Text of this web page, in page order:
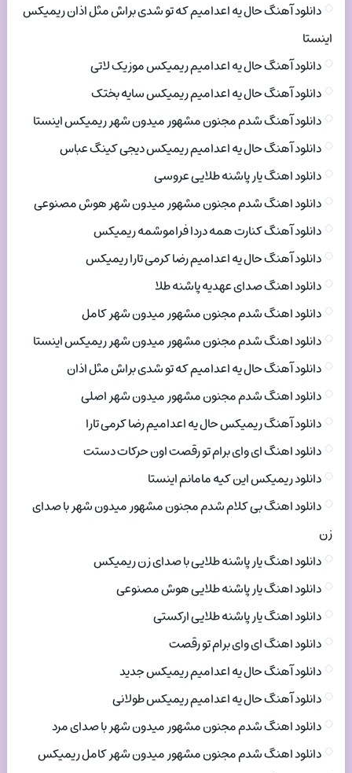
دانلود آهنگ حال یه اعدامیم که تو شدی براش مثل اذان ریمیکس
اینستا
دانلود آهنگ حال یه اعدامیم ریمیکس موزیک لاتی
دانلود آهنگ حال یه اعدامیم ریمیکس سایه بختک
دانلود آهنگ شدم مجنون مشهور میدون شهر ریمیکس اینستا
دانلود آهنگ حال یه اعدامیم ریمیکس دیجی کینگ عباس
دانلود اهنگ یار پاشنه طلایی عروسی
دانلود اهنگ شدم مجنون مشهور میدون شهر هوش مصنوعی
دانلود آهنگ کنارت همه دردا فراموشمه ریمیکس
دانلود آهنگ حال یه اعدامیم رضا کرمی تارا ریمیکس
دانلود اهنگ صدای عهدیه پاشنه طلا
دانلود اهنگ شدم مجنون مشهور میدون شهر کامل
دانلود اهنگ شدم مجنون مشهور میدون شهر ریمیکس اینستا
دانلود آهنگ حال یه اعدامیم که تو شدی براش مثل اذان
دانلود اهنگ شدم مجنون مشهور میدون شهر اصلی
دانلود آهنگ ریمیکس حال یه اعدامیم رضا کرمی تارا
دانلود اهنگ ای وای برام تو رقصت اون حرکات دستت
دانلود ریمیکس این کیه مامانم اینستا
دانلود اهنگ بی کلام شدم مجنون مشهور میدون شهر با صدای
زن
دانلود اهنگ یار پاشنه طلایی با صدای زن ریمیکس
دانلود اهنگ یار پاشنه طلایی هوش مصنوعی
دانلود اهنگ یار پاشنه طلایی ارکستی
دانلود اهنگ ای وای برام تو رقصت
دانلود آهنگ حال یه اعدامیم ریمیکس جدید
دانلود آهنگ حال یه اعدامیم ریمیکس طولانی
دانلود اهنگ شدم مجنون مشهور میدون شهر با صدای مرد
دانلود اهنگ شدم مجنون مشهور میدون شهر کامل ریمیکس